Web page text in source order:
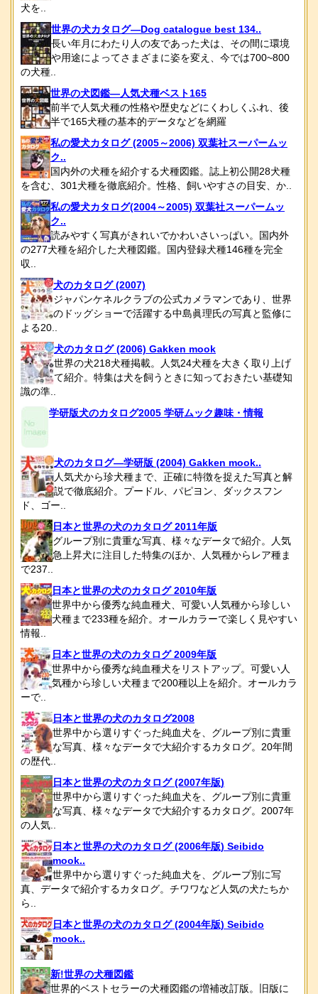
犬を..
世界の犬カタログ―Dog catalogue best 134..
長い年月にわたり人の友であった犬は、その間に環境
や用途によってさまざまに姿を変え、今では700~800
の犬種..
世界の犬図鑑―人気犬種ベスト165
前半で人気犬種の性格や歴史などにくわしくふれ、後
半で165犬種の基本的データなどを網羅
私の愛犬カタログ (2005～2006) 双葉社スーパームッ
ク..
国内外の犬種を紹介する犬種図鑑。誌上初公開28犬種
を含む、301犬種を徹底紹介。性格、飼いやすさの目安、か..
私の愛犬カタログ(2004～2005) 双葉社スーパームッ
ク..
読みやすく写真がきれいでかわいさいっぱい。国内外
の277犬種を紹介した犬種図鑑。国内登録犬種146種を完全
収..
犬のカタログ (2007)
ジャパンケネルクラブの公式カメラマンであり、世界
のドッグショーで活躍する中島眞理氏の写真と監修に
よる20..
犬のカタログ (2006) Gakken mook
世界の犬218犬種掲載。人気24犬種を大きく取り上げ
て紹介。特集は犬を飼うときに知っておきたい基礎知
識の準..
学研版犬のカタログ2005 学研ムック趣味・情報
犬のカタログ―学研版 (2004) Gakken mook..
人気犬から珍犬種まで、正確に特徴を捉えた写真と解
説で徹底紹介。プードル、パピヨン、ダックスフン
ド、ゴー..
日本と世界の犬のカタログ 2011年版
グループ別に貴重な写真、様々なデータで紹介。人気
急上昇犬に注目した特集のほか、人気種からレア種ま
で237..
日本と世界の犬のカタログ 2010年版
世界中から優秀な純血種犬、可愛い人気種から珍しい
犬種まで233種を紹介。オールカラーで楽しく見やすい
情報..
日本と世界の犬のカタログ 2009年版
世界中から優秀な純血種犬をリストアップ。可愛い人
気種から珍しい犬種まで200種以上を紹介。オールカラ
ーで..
日本と世界の犬のカタログ2008
世界中から選りすぐった純血犬を、グループ別に貴重
な写真、様々なデータで大紹介するカタログ。20年間
の歴代..
日本と世界の犬のカタログ (2007年版)
世界中から選りすぐった純血犬を、グループ別に貴重
な写真、様々なデータで大紹介するカタログ。2007年
の人気..
日本と世界の犬のカタログ (2006年版) Seibido
mook..
世界中から選りすぐった純血犬を、グループ別に写
真、データで紹介するカタログ。チワワなど人気の犬たちか
ら..
日本と世界の犬のカタログ (2004年版) Seibido
mook..
新!世界の犬種図鑑
世界的ベストセラーの犬種図鑑の増補改訂版。旧版に